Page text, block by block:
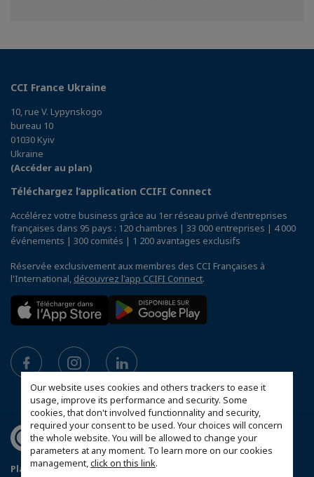
Our website uses cookies and others trackers to ease it
usage, improve its performance and security. Some
cookies, that don't involved functionnality and security,
required your consent to be used. Your choices will concern
the whole website. You will be allowed to change your
parameters at any moment. To learn more on our cookies
management,click on this link.
CCI France Ukraine
10, rue V. Lypynskogo
bureau 10
01030 Kyiv
Ukraine
(Accéder au plan)
Téléchargez l’application CCIFI Connect
Accélérez votre business grâce au 1er réseau privé d'entreprises
françaises dans 95 pays : 120 chambres | 33 000 entreprises | 4 000
événements | 300 comités | 1 200 avantages exclusifs
Réservée exclusivement aux membres des CCI Françaises à
l'International, découvrez l'app CCIFI Connect.
Plan du site Mentions légales